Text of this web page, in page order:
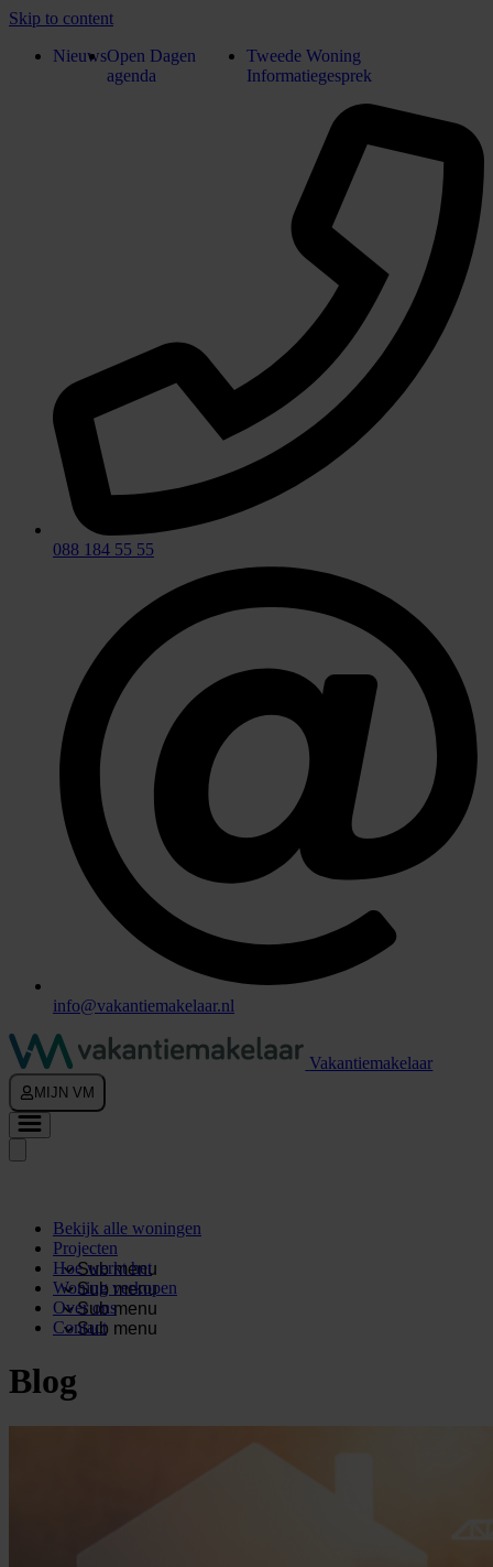
Skip to content
NieuwsOpen Dagen
agenda
Tweede Woning
Informatiegesprek
088 184 55 55
info@vakantiemakelaar.nl
Vakantiemakelaar
MIJN VM
Bekijk alle woningen
Projecten
Sub menu
Hoe werkt het
Sub menu
Woning verkopen
Sub menu
Over ons
Sub menu
Contact
Blog